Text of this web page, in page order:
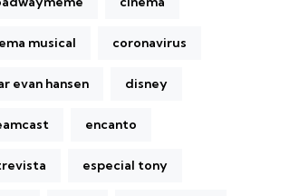
musical coronavirus
evan hansen disney
encanto
especial tony